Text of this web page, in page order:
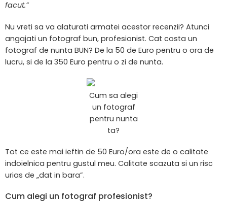
facut.”
Nu vreti sa va alaturati armatei acestor recenzii? Atunci
angajati un fotograf bun, profesionist. Cat costa un
fotograf de nunta BUN? De la 50 de Euro pentru o ora de
lucru, si de la 350 Euro pentru o zi de nunta.
Cum sa alegi
un fotograf
pentru nunta
ta?
Tot ce este mai ieftin de 50 Euro/ora este de o calitate
indoielnica pentru gustul meu. Calitate scazuta si un risc
urias de „dat in bara”.
Cum alegi un fotograf profesionist?